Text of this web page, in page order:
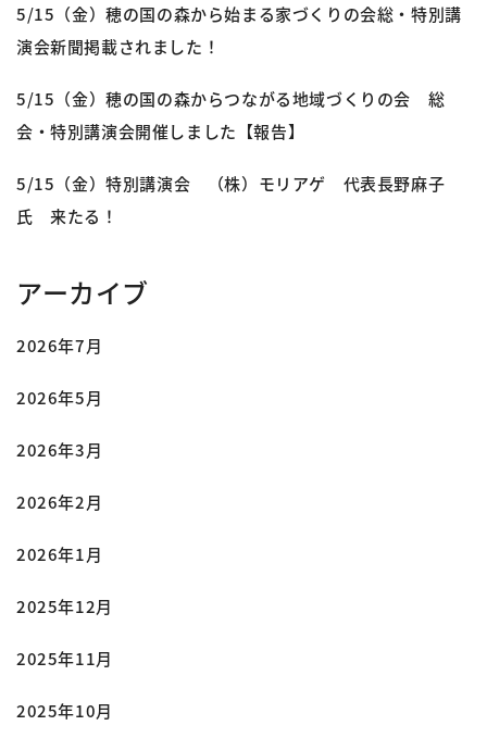
5/15（金）穂の国の森から始まる家づくりの会総・特別講
演会新聞掲載されました！
5/15（金）穂の国の森からつながる地域づくりの会 総
会・特別講演会開催しました【報告】
5/15（金）特別講演会 （株）モリアゲ 代表長野麻子
氏 来たる！
アーカイブ
2026年7月
2026年5月
2026年3月
2026年2月
2026年1月
2025年12月
2025年11月
2025年10月